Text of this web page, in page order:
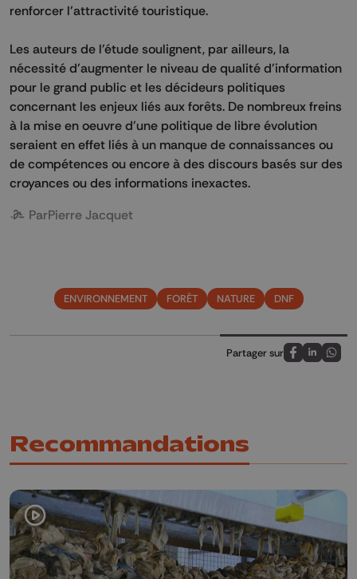
renforcer l'attractivité touristique.
Les auteurs de l'étude soulignent, par ailleurs, la
nécessité d'augmenter le niveau de qualité d'information
pour le grand public et les décideurs politiques
concernant les enjeux liés aux forêts. De nombreux freins
à la mise en oeuvre d'une politique de libre évolution
seraient en effet liés à un manque de connaissances ou
de compétences ou encore à des discours basés sur des
croyances ou des informations inexactes.
ParPierre Jacquet
ENVIRONNEMENT FORÊT NATURE DNF
Partager sur
Partagez sur
Partagez
Recommandations